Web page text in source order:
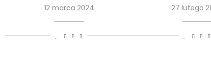
12 marca 2024 27 lutego